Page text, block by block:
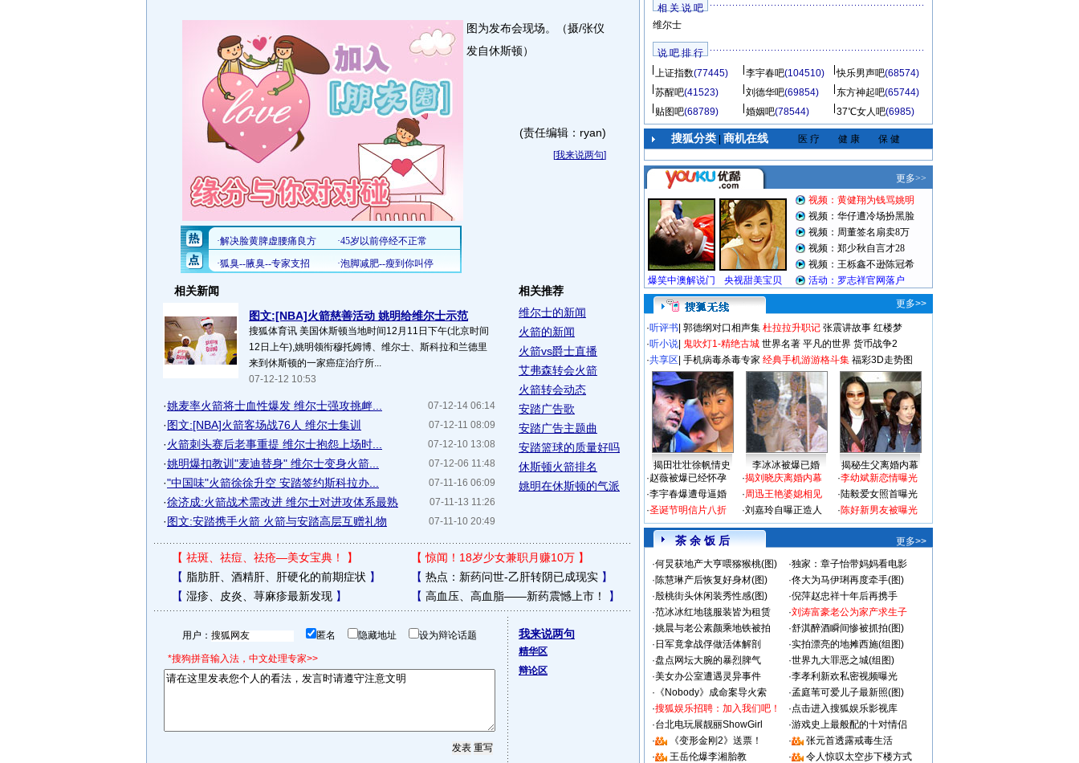
图为发布会现场。（摄/张仪
发自休斯顿）
(责任编辑：ryan)
[我来说两句]
相关新闻
图文:[NBA]火箭慈善活动 姚明给维尔士示范
搜狐体育讯 美国休斯顿当地时间12月11日下午(北京时间
12日上午),姚明领衔穆托姆博、维尔士、斯科拉和兰德里
来到休斯顿的一家癌症治疗所...
07-12-12 10:53
07-12-14 06:14
·姚麦率火箭将士血性爆发 维尔士强攻挑衅...
07-12-11 08:09
·图文:[NBA]火箭客场战76人 维尔士集训
07-12-10 13:08
·火箭刺头赛后老事重提 维尔士抱怨上场时...
07-12-06 11:48
·姚明爆扣教训"麦迪替身" 维尔士变身火箭...
07-11-16 06:09
·"中国味"火箭徐徐升空 安踏签约斯科拉办...
07-11-13 11:26
·徐济成:火箭战术需改进 维尔士对进攻体系最熟
07-11-10 20:49
·图文:安踏携手火箭 火箭与安踏高层互赠礼物
相关推荐
维尔士的新闻
火箭的新闻
火箭vs爵士直播
艾弗森转会火箭
火箭转会动态
安踏广告歌
安踏广告主题曲
安踏篮球的质量好吗
休斯顿火箭排名
姚明在休斯顿的气派
【 祛斑、祛痘、祛疮—美女宝典！ 】 【惊闻！18岁少女兼职月赚10万】
【 脂肪肝、酒精肝、肝硬化的前期症状 】 【 热点：新药问世-乙肝转阴已成现实】
【 湿疹、皮炎、荨麻疹最新发现】 【 高血压、高血脂——新药震憾上市！ 】
用户： 匿名 隐藏地址 设为辩论话题
*搜狗拼音输入法，中文处理专家>>
我来说两句
精华区
辩论区
相 关 说 吧
维尔士
说 吧 排 行
上证指数(77445) 李宇春吧(104510) 快乐男声吧(68574)
苏醒吧(41523) 刘德华吧(69854) 东方神起吧(65744)
贴图吧(68789) 婚姻吧(78544) 37℃女人吧(6985)
搜狐分类| 商机在线 医 疗 健 康 保 健
更多>>
·听评书 郭德纲对口相声集 杜拉拉升职记 张震讲故事 红楼梦
·听小说 鬼吹灯1-精绝古城 世界名著 平凡的世界 货币战争2
·共享区 手机病毒杀毒专家 经典手机游游格斗集 福彩3D走势图
揭田壮壮徐帆情史 李冰冰被爆已婚
揭秘生父离婚内幕
·赵薇被爆已经怀孕
·李宇春爆遭母逼婚
·圣诞节明信片八折
·揭刘晓庆离婚内幕
·周迅王艳婆媳相见
·刘嘉玲自曝正造人
·李幼斌新恋情曝光
·陆毅爱女照首曝光
·陈好新男友被曝光
茶 余 饭 后
更多>>
·何炅获地产大亨喂猕猴桃(图) ·独家：章子怡带妈妈看电影
·陈慧琳产后恢复好身材(图) ·佟大为马伊琍再度牵手(图)
·殷桃街头休闲装秀性感(图) ·倪萍赵忠祥十年后再携手
·范冰冰红地毯服装皆为租赁 ·刘涛富豪老公为家产求生子
·姚晨与老公素颜乘地铁被拍 ·舒淇醉酒瞬间惨被抓拍(图)
· 日军竟拿战俘做活体解剖 ·实拍漂亮的地摊西施(组图)
·盘点网坛大腕的暴烈脾气 ·世界九大罪恶之城(组图)
·美女办公室遭遇灵异事件 ·李孝利新欢私密视频曝光
· 《Nobody》成命案导火索 ·孟庭苇可爱儿子最新照(图)
·搜狐娱乐招聘：加入我们吧！ ·点击进入搜狐娱乐影视库
·台北电玩展靓丽ShowGirl ·游戏史上最般配的十对情侣
·
《变形金刚2》送票！ ·
张元首透露戒毒生活
·
王岳伦爆李湘胎教 · 令人惊叹太空步下楼方式